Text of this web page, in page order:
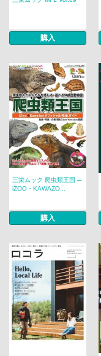
購入
三栄ムック 爬虫類王国 ─
iZOO・KAWAZO...
購入